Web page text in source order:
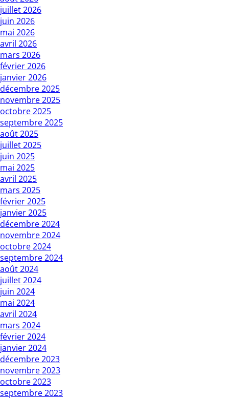
juillet 2026
juin 2026
mai 2026
avril 2026
mars 2026
février 2026
janvier 2026
décembre 2025
novembre 2025
octobre 2025
septembre 2025
août 2025
juillet 2025
juin 2025
mai 2025
avril 2025
mars 2025
février 2025
janvier 2025
décembre 2024
novembre 2024
octobre 2024
septembre 2024
août 2024
juillet 2024
juin 2024
mai 2024
avril 2024
mars 2024
février 2024
janvier 2024
décembre 2023
novembre 2023
octobre 2023
septembre 2023